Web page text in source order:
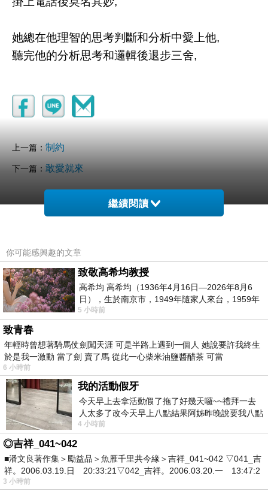
她總在他理智的思考判斷和分析中愛上他,
聽完他的分析思考和邏輯後退步三舍,
上一篇： 制約
下一篇： 敢愛就來
繼續閱讀
你可能感興趣的文章
致敬高希均教授
高希均 高希均（1936年4月16日—2026年8月6
日），生於南京市，1949年隨家人來台，1959年
赴美深造並取得經濟發展博士學位。曾任
5 小時前
致青春
年輕時曾想著騎馬仗劍闖天涯 可是半路上遇到一個人 她說要許我終生
於是我一激動 當了劍 賣了馬 從此一心柴米油鹽醬醋茶 可當
6 小時前
我的活動假牙
今天早上去拿活動假了拖了好幾天囉~~禮拜一去
人太多了改今天早上八點結果阿姊昨晚說要我八點
去西螺農會~回到莿桐都8點半多了
4 小時前
◎吉祥_041~042
■潘文良著作集＞勵益品＞魚雁千里共今緣＞吉祥_041~042 ▽041_吉
祥。2006.03.19.日 20:33:21▽042_吉祥。2006.03.20.一 13:47:2
3 小時前